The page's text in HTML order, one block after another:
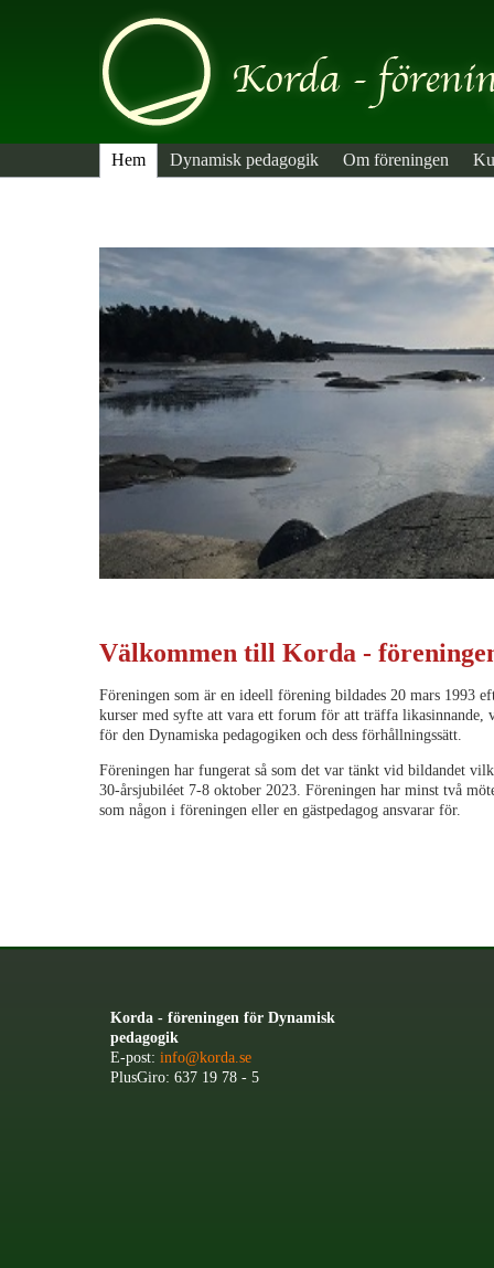
Hem Dynamisk pedagogik Om föreningen
Välkommen till Korda -
Föreningen som är en ideell förening bildades 20 mars 1993
kurser med syfte att vara ett forum för att träffa likasinnande,
för den Dynamiska pedagogiken och dess förhållningssätt.
Föreningen har fungerat så som det var tänkt vid bildandet
30-årsjubiléet 7-8 oktober 2023. Föreningen har minst två
som någon i föreningen eller en gästpedagog ansvarar för.
Korda - föreningen för Dynamisk
pedagogik
E-post: info@korda.se
PlusGiro: 637 19 78 - 5